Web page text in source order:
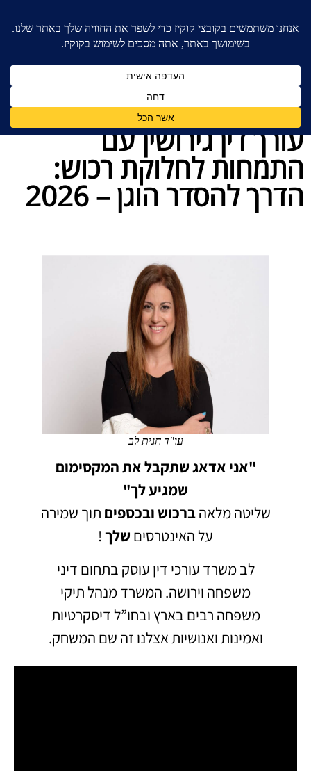
עורך דין גירושין עם התמחות
לחלוקת רכוש: הדרך להסדר הוגן – 2026
עורך דין גירושין עם
התמחות לחלוקת רכוש:
הדרך להסדר הוגן – 2026
עו"ד חגית לב
"אני אדאג שתקבל את המקסימום
שמגיע לך"
שליטה מלאהברכוש ובכספים תוך שמירה
על האינטרסים שלך!
לב משרד עורכי דין עוסק בתחום דיני
משפחה וירושה. המשרד מנהל תיקי
משפחה רבים בארץ ובחו”ל דיסקרטיות
ואמינות ואנושיות אצלנו זה שם המשחק.